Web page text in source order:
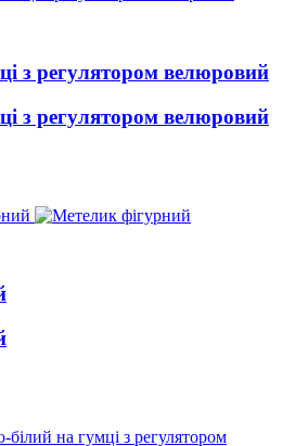
з регулятором велюровий
з регулятором велюровий